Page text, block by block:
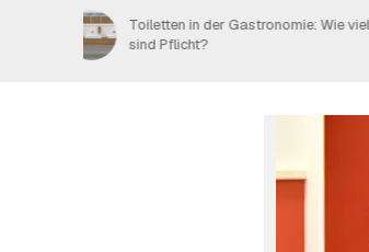
Die 5 Momente der Händehygiene:
Neue Compliance-Daten